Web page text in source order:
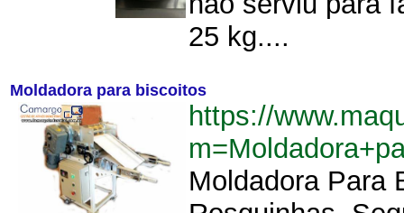
25 kg....
Moldadora para biscoitos
https://
Moldadora Para